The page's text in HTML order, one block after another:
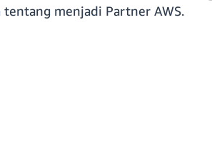
tentang menjadi Partner AWS.